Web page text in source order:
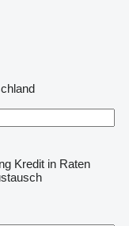
Kredit in Raten